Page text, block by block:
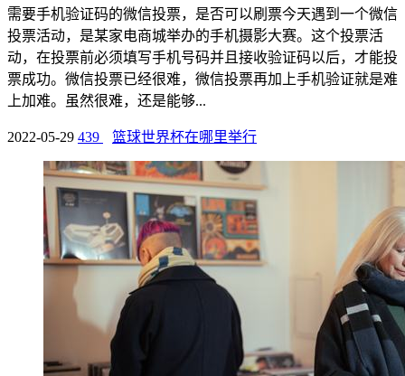
需要手机验证码的微信投票，是否可以刷票今天遇到一个微信
投票活动，是某家电商城举办的手机摄影大赛。这个投票活
动，在投票前必须填写手机号码并且接收验证码以后，才能投
票成功。微信投票已经很难，微信投票再加上手机验证就是难
上加难。虽然很难，还是能够...
2022-05-29 439 篮球世界杯在哪里举行